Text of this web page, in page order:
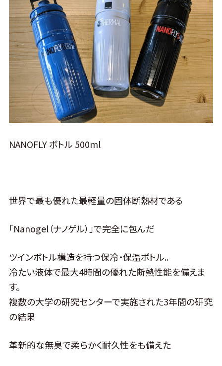
NANOFLY ボトル 500ml
世界で最も優れた最軽量の固体断熱材である
「Nanogel（ナノゲル）」で完全に包んだ
ツインボトル構造を持つ保冷・保温ボトル。
冷たい液体で最大4時間の優れた断熱性能を備えま
す。
複数の大学の研究センターで実施された3年間の研究
の結果
革新的な無臭で柔らかく耐久性をも備えた